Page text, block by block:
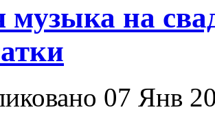
на
07 Янв